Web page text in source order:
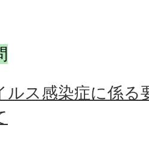
ルス感染症に係る